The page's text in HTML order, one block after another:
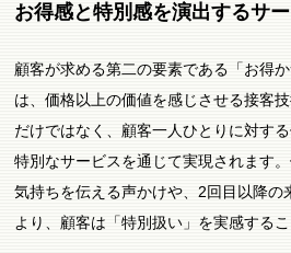
お得感と特別感を演出するサ
顧客が求める第二の要素である「お得
は、価格以上の価値を感じさせる接客
だけではなく、顧客一人ひとりに対す
特別なサービスを通じて実現されます
気持ちを伝える声かけや、2回目以降の
より、顧客は「特別扱い」を実感するこ